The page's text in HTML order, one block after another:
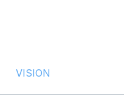
VISION